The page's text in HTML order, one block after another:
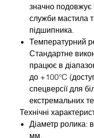
значно подовжує
служби мастила
підшипника.
Температурний
Стандартне
працює в
до +100°C
спецверсії для
екстремальних
Технічні
Діаметр ролика:
мм.